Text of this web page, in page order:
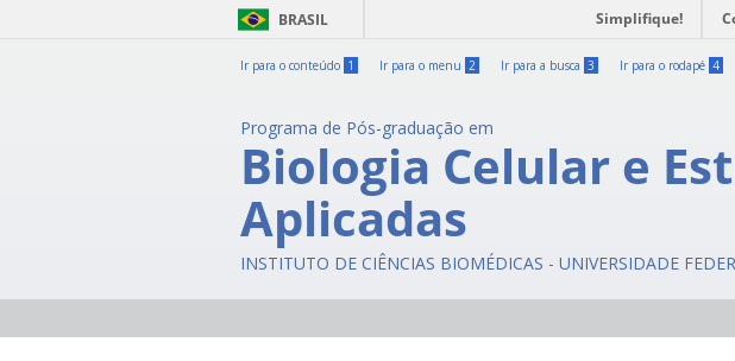
BRASIL Simplifique!
Ir para o conteúdo 1 Ir para o menu 2 Ir para a busca 3 Ir para o rodapé 4
Programa de Pós-graduação em
Biologia Celular e
Aplicadas
INSTITUTO DE CIÊNCIAS BIOMÉDICAS - UNIVERSIDADE